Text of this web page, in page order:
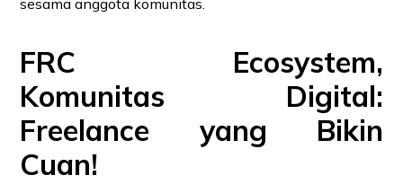
FRC Ecosystem,
Komunitas Digital:
Freelance yang Bikin
Cuan!